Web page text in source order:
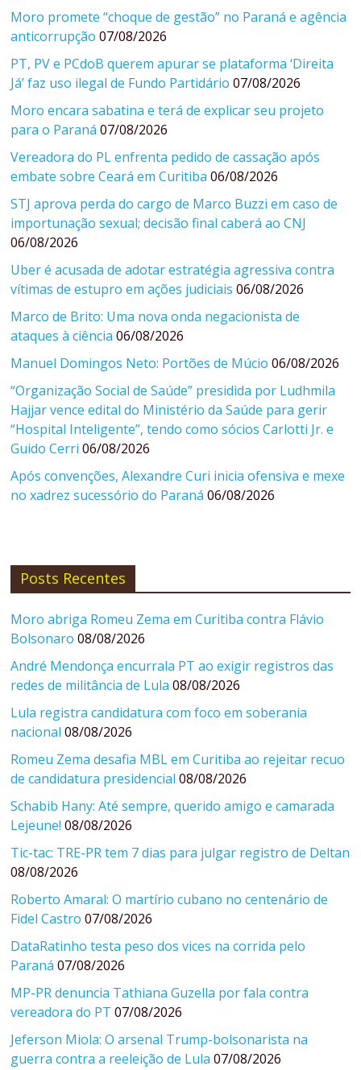
Moro promete “choque de gestão” no Paraná e agência
anticorrupção 07/08/2026
PT, PV e PCdoB querem apurar se plataforma ‘Direita
Já’ faz uso ilegal de Fundo Partidário 07/08/2026
Moro encara sabatina e terá de explicar seu projeto
para o Paraná 07/08/2026
Vereadora do PL enfrenta pedido de cassação após
embate sobre Ceará em Curitiba 06/08/2026
STJ aprova perda do cargo de Marco Buzzi em caso de
importunação sexual; decisão final caberá ao CNJ
06/08/2026
Uber é acusada de adotar estratégia agressiva contra
vítimas de estupro em ações judiciais 06/08/2026
Marco de Brito: Uma nova onda negacionista de
ataques à ciência 06/08/2026
Manuel Domingos Neto: Portões de Múcio 06/08/2026
“Organização Social de Saúde” presidida por Ludhmila
Hajjar vence edital do Ministério da Saúde para gerir
“Hospital Inteligente”, tendo como sócios Carlotti Jr. e
Guido Cerri 06/08/2026
Após convenções, Alexandre Curi inicia ofensiva e mexe
no xadrez sucessório do Paraná 06/08/2026
Posts Recentes
Moro abriga Romeu Zema em Curitiba contra Flávio
Bolsonaro 08/08/2026
André Mendonça encurrala PT ao exigir registros das
redes de militância de Lula 08/08/2026
Lula registra candidatura com foco em soberania
nacional 08/08/2026
Romeu Zema desafia MBL em Curitiba ao rejeitar recuo
de candidatura presidencial 08/08/2026
Schabib Hany: Até sempre, querido amigo e camarada
Lejeune! 08/08/2026
Tic-tac: TRE-PR tem 7 dias para julgar registro de Deltan
08/08/2026
Roberto Amaral: O martírio cubano no centenário de
Fidel Castro 07/08/2026
DataRatinho testa peso dos vices na corrida pelo
Paraná 07/08/2026
MP-PR denuncia Tathiana Guzella por fala contra
vereadora do PT 07/08/2026
Jeferson Miola: O arsenal Trump-bolsonarista na
guerra contra a reeleição de Lula 07/08/2026